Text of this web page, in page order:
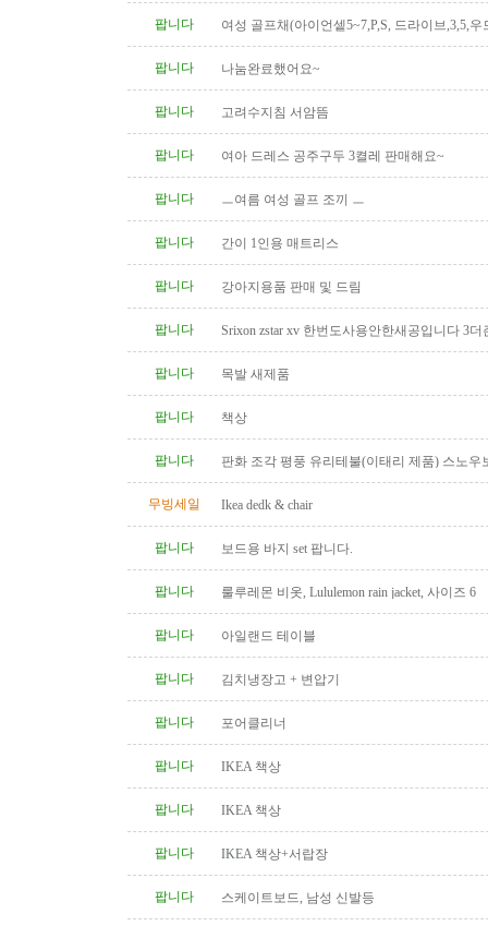
팝니다 여성 골프채(아이언셑5~7,P,S, 드라이브,3,5,우
팝니다 나눔완료했어요~
팝니다 고려수지침 서암뜸
팝니다 여아 드레스 공주구두 3켤레 판매해요~
팝니다 ㅡ여름 여성 골프 조끼 ㅡ
팝니다 간이 1인용 매트리스
팝니다 강아지용품 판매 및 드림
팝니다 Srixon zstar xv 한번도사용안한새공입니다 3더
팝니다 목발 새제품
팝니다 책상
팝니다
판화 조각 평풍 유리테불(이태리 제품) 스노우
무빙세일
Ikea dedk & chair
팝니다 보드용 바지 set 팝니다.
팝니다 룰루레몬 비옷, Lululemon rain jacket, 사이즈 6
팝니다 아일랜드 테이블
팝니다 김치냉장고 + 변압기
팝니다 포어클리너
팝니다 IKEA 책상
팝니다 IKEA 책상
팝니다 IKEA 책상+서랍장
팝니다 스케이트보드, 남성 신발등